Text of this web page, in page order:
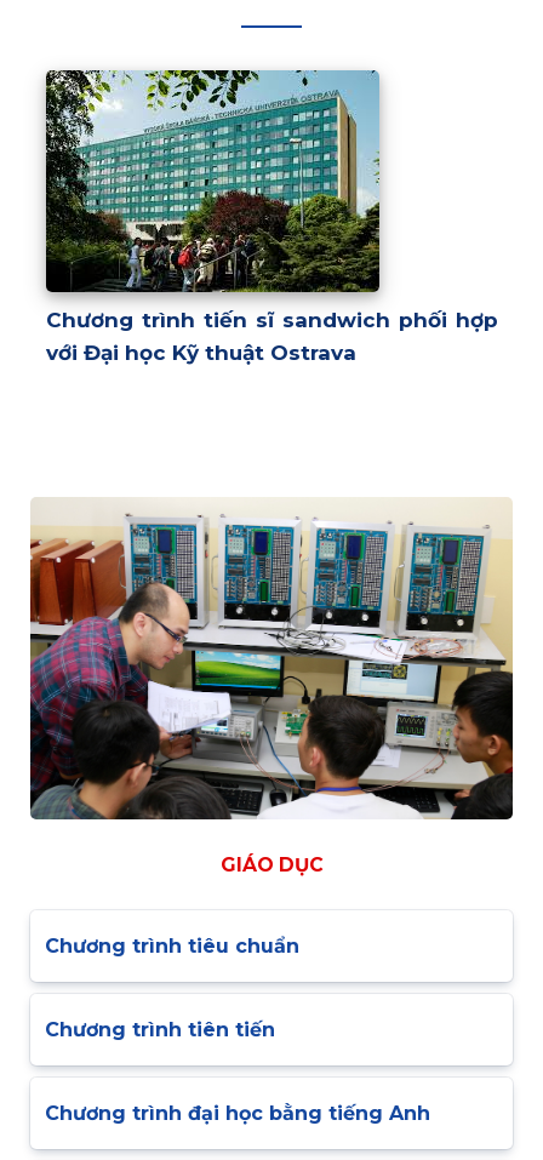
Chương trình tiến sĩ sandwich phối hợp
với Đại học Kỹ thuật Ostrava
GIÁO DỤC
Chương trình tiêu chuẩn
Chương trình tiên tiến
Chương trình đại học bằng tiếng Anh